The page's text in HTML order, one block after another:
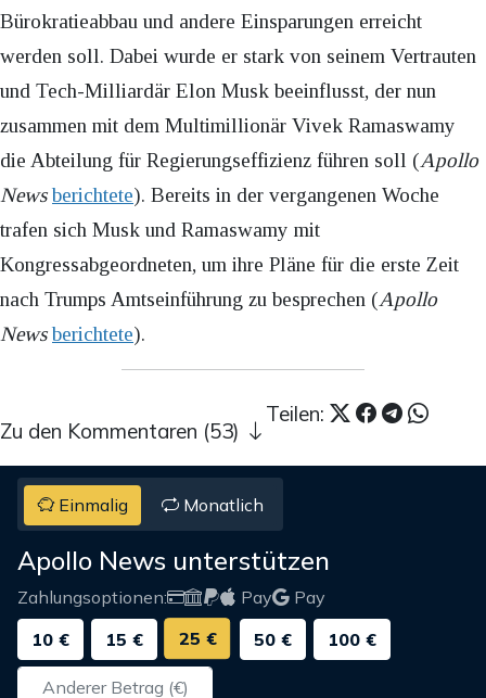
Bürokratieabbau und andere Einsparungen erreicht
werden soll. Dabei wurde er stark von seinem Vertrauten
und Tech-Milliardär Elon Musk beeinflusst, der nun
zusammen mit dem Multimillionär Vivek Ramaswamy
die Abteilung für Regierungseffizienz führen soll (Apollo
News berichtete). Bereits in der vergangenen Woche
trafen sich Musk und Ramaswamy mit
Kongressabgeordneten, um ihre Pläne für die erste Zeit
nach Trumps Amtseinführung zu besprechen (Apollo
News berichtete).
Teilen:
Zu den Kommentaren (53)
Einmalig Monatlich
Apollo News unterstützen
Zahlungsoptionen: Pay
Pay
10 €
15 € 25 € 50 € 100 €